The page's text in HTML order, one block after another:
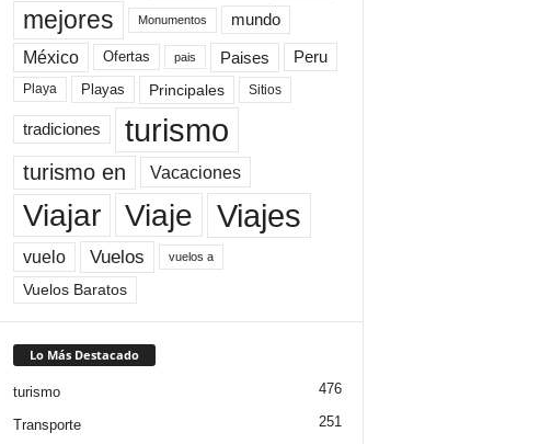
mejores Monumentos mundo
México Ofertas pais Paises Peru
Playa Playas Principales Sitios
tradiciones turismo
turismo en Vacaciones
Viajar Viaje Viajes
vuelo Vuelos vuelos a
Vuelos Baratos
Lo Más Destacado
turismo 476
Transporte 251